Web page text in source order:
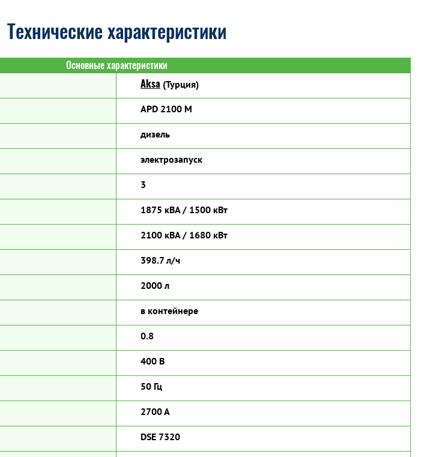
Технические характеристики
Основные характеристики
Aksa (Турция)
APD 2100 M
дизель
электрозапуск
3
1875 кВА / 1500 кВт
2100 кВА / 1680 кВт
398.7 л/ч
2000 л
в контейнере
0.8
400 В
50 Гц
2700 А
DSE 7320